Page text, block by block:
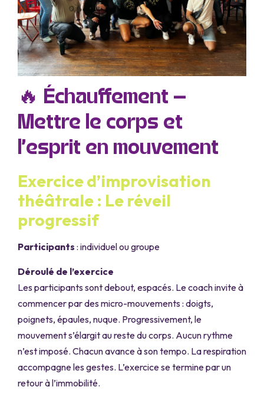
🔥 Échauffement –
Mettre le corps et
l’esprit en mouvement
Exercice d’improvisation
théâtrale : Le réveil
progressif
Participants : individuel ou groupe
Déroulé de l’exercice
Les participants sont debout, espacés. Le coach invite à
commencer par des micro-mouvements : doigts,
poignets, épaules, nuque. Progressivement, le
mouvement s’élargit au reste du corps. Aucun rythme
n’est imposé. Chacun avance à son tempo. La respiration
accompagne les gestes. L’exercice se termine par un
retour à l’immobilité.